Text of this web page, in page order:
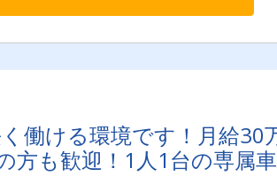
働ける環境です！月給30
も歓迎！1人1台の専属車